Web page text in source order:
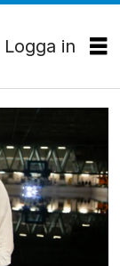
Logga in